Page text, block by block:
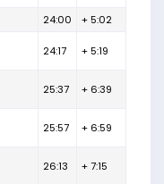
24:00 + 5:02
24:17 + 5:19
25:37 + 6:39
25:57 + 6:59
26:13 + 7:15